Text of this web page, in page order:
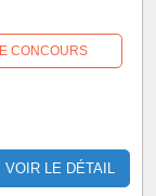
VOIR LE DÉTAIL
CONCOURS